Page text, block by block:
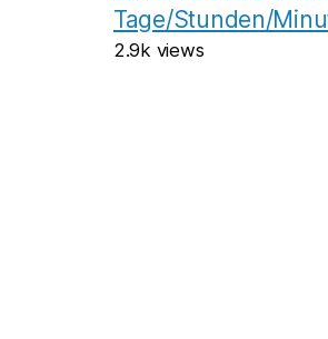
Tage/Stunden/
2.9k views